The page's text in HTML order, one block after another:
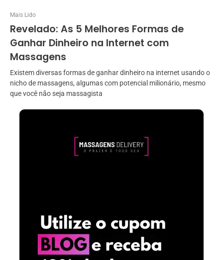
Mais Lido
Revelado: As 5 Melhores Formas de
Ganhar Dinheiro na Internet com
Massagens
Existem diversas formas de ganhar dinheiro na internet usando o
nicho de massagens, algumas com potencial milionário, mesmo
que você não seja massagista